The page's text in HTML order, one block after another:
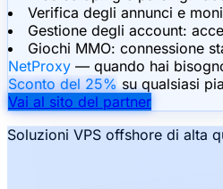
Verifica degli annunci e
Gestione degli account:
Giochi MMO: connessione
NetProxy — quando hai
Sconto del 25% su qualsiasi
Vai al sito del partner
Soluzioni VPS offshore di alta